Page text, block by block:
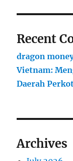
Recent
dragon
Vietnam:
Daerah
Archives